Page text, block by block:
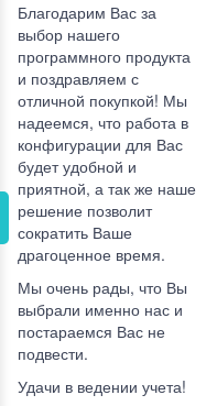
Благодарим Вас за
выбор нашего
программного продукта
и поздравляем с
отличной покупкой! Мы
надеемся, что работа в
конфигурации для Вас
будет удобной и
приятной, а так же наше
решение позволит
сократить Ваше
драгоценное время.
Мы очень рады, что Вы
выбрали именно нас и
постараемся Вас не
подвести.
Удачи в ведении учета!